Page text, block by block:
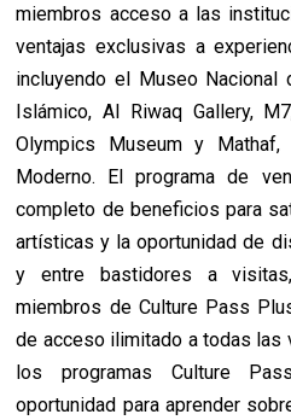
miembros acceso a las
ventajas exclusivas a
incluyendo el Museo Nacional
Islámico, Al Riwaq Gallery,
Olympics Museum y
Moderno. El programa de
completo de beneficios para
artísticas y la oportunidad de
y entre bastidores a
miembros de Culture Pass
de acceso ilimitado a todas las
los programas Culture
oportunidad para aprender